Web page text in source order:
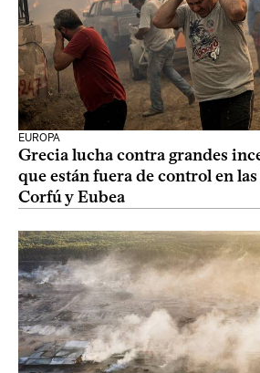
EUROPA
Grecia lucha contra grandes
que están fuera de control en
Corfú y Eubea